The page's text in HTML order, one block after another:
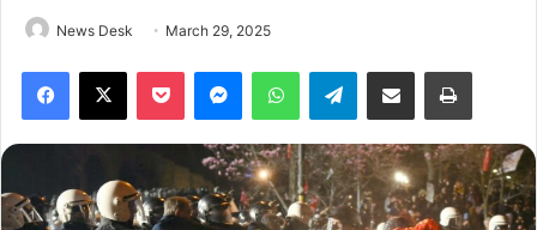
News Desk March 29, 2025
Telegram